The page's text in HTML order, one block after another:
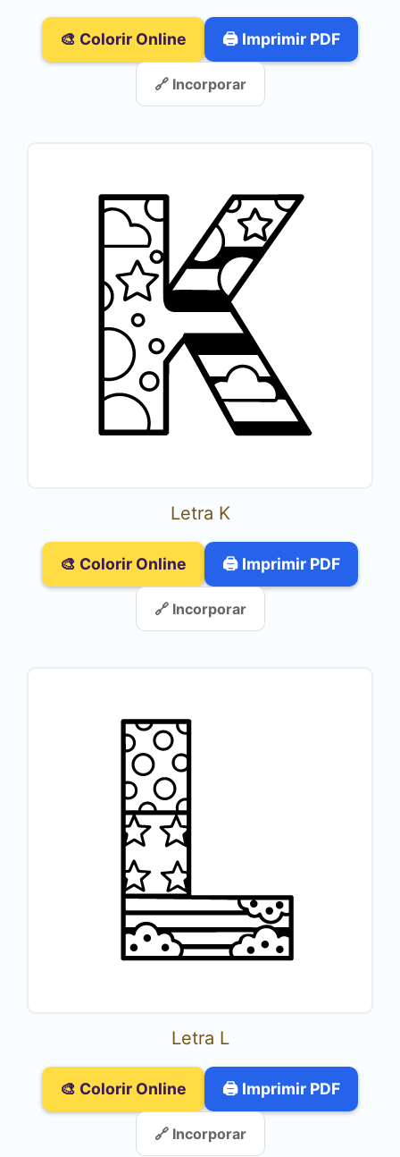
🎨 Colorir Online 🖨️ Imprimir PDF
🔗 Incorporar
Letra K
🎨 Colorir Online 🖨️ Imprimir PDF
🔗 Incorporar
Letra L
🎨 Colorir Online 🖨️ Imprimir PDF
🔗 Incorporar